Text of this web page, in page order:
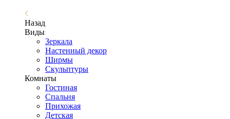
Назад
Виды
Зеркала
Настенный декор
Ширмы
Скульптуры
Комнаты
Гостиная
Спальня
Прихожая
Детская